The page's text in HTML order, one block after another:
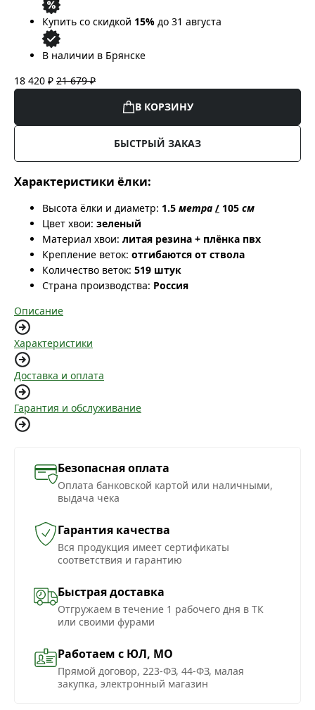
Купить со скидкой 15% до 31 августа
В наличии в Брянске
18 420 ₽ 21 679 ₽
В КОРЗИНУ
БЫСТРЫЙ ЗАКАЗ
Характеристики ёлки:
Высота ёлки и диаметр: 1.5 метра / 105 см
Цвет хвои: зеленый
Материал хвои: литая резина + плёнка пвх
Крепление веток: отгибаются от ствола
Количество веток: 519 штук
Страна производства: Россия
Описание
Характеристики
Доставка и оплата
Гарантия и обслуживание
Безопасная оплата
Оплата банковской картой или наличными,
выдача чека
Гарантия качества
Вся продукция имеет сертификаты
соответствия и гарантию
Быстрая доставка
Отгружаем в течение 1 рабочего дня в ТК
или своими фурами
Работаем с ЮЛ, МО
Прямой договор, 223-ФЗ, 44-ФЗ, малая
закупка, электронный магазин